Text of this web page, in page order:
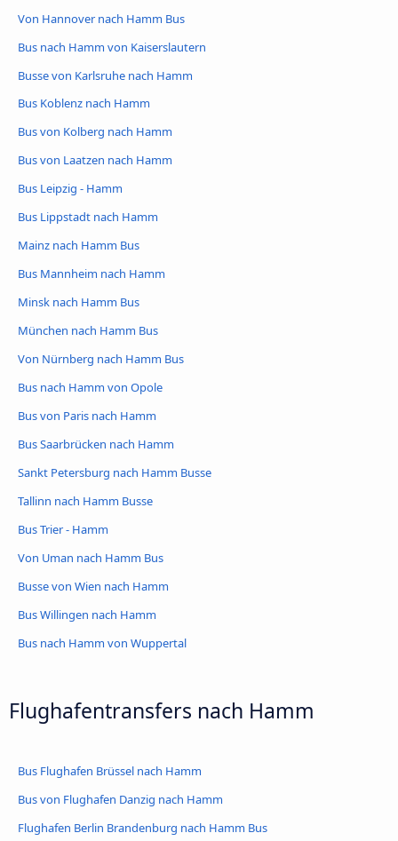
Von Hannover nach Hamm Bus
Bus nach Hamm von Kaiserslautern
Busse von Karlsruhe nach Hamm
Bus Koblenz nach Hamm
Bus von Kolberg nach Hamm
Bus von Laatzen nach Hamm
Bus Leipzig - Hamm
Bus Lippstadt nach Hamm
Mainz nach Hamm Bus
Bus Mannheim nach Hamm
Minsk nach Hamm Bus
München nach Hamm Bus
Von Nürnberg nach Hamm Bus
Bus nach Hamm von Opole
Bus von Paris nach Hamm
Bus Saarbrücken nach Hamm
Sankt Petersburg nach Hamm Busse
Tallinn nach Hamm Busse
Bus Trier - Hamm
Von Uman nach Hamm Bus
Busse von Wien nach Hamm
Bus Willingen nach Hamm
Bus nach Hamm von Wuppertal
Flughafentransfers nach Hamm
Bus Flughafen Brüssel nach Hamm
Bus von Flughafen Danzig nach Hamm
Flughafen Berlin Brandenburg nach Hamm Bus